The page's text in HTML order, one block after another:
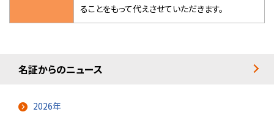
ることをもって代えさせていただきます。
名証からのニュース
2026年